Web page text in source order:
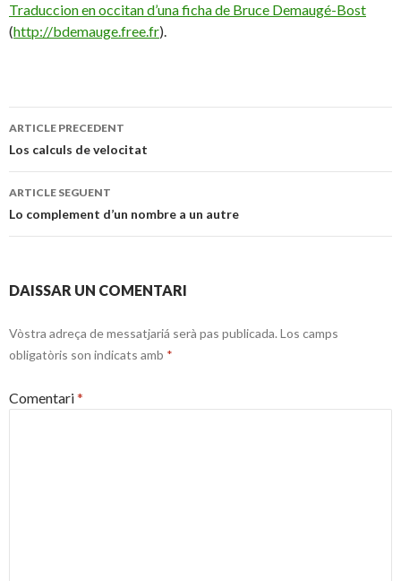
Traduccion en occitan d’una ficha de Bruce Demaugé-Bost
(http://bdemauge.free.fr).
Navigacion
dels
articles
ARTICLE PRECEDENT
Los calculs de velocitat
ARTICLE SEGUENT
Lo complement d’un nombre a un autre
DAISSAR UN COMENTARI
Vòstra adreça de messatjariá serà pas publicada. Los camps
obligatòris son indicats amb *
Comentari*